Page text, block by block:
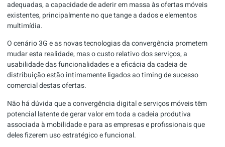
adequadas, a capacidade de aderir em massa às ofertas móveis
existentes, principalmente no que tange a dados e elementos
multimídia.
O cenário 3G e as novas tecnologias da convergência prometem
mudar esta realidade, mas o custo relativo dos serviços, a
usabilidade das funcionalidades e a eficácia da cadeia de
distribuição estão intimamente ligados ao timing de sucesso
comercial destas ofertas.
Não há dúvida que a convergência digital e serviços móveis têm
potencial latente de gerar valor em toda a cadeia produtiva
associada à mobilidade e para as empresas e profissionais que
deles fizerem uso estratégico e funcional.